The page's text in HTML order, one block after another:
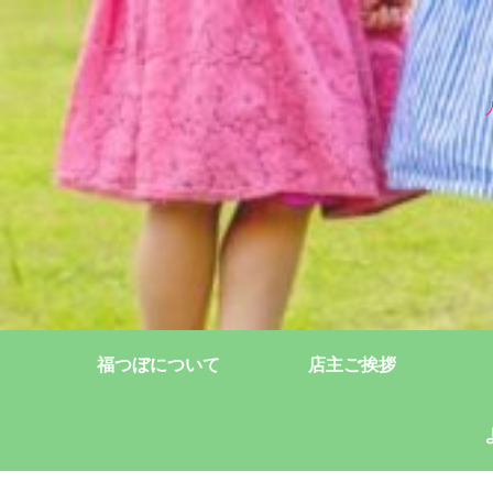
福つぼについて 店主ご挨拶